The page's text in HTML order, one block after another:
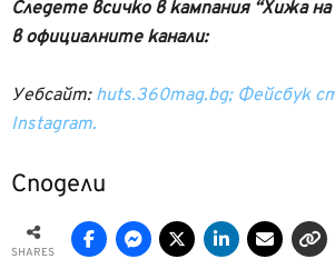
Следете всичко в кампания “Хижа
в официалните канали:
Уебсайт: huts.360mag.bg; Фейсбук
Instagram.
Сподели
SHARES